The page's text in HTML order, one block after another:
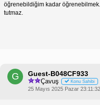
öğrenebildiğim kadar
tutmaz.
G Guest-B048CF933
Çavuş Konu Sahibi
25 Mayıs 2025 Pazar